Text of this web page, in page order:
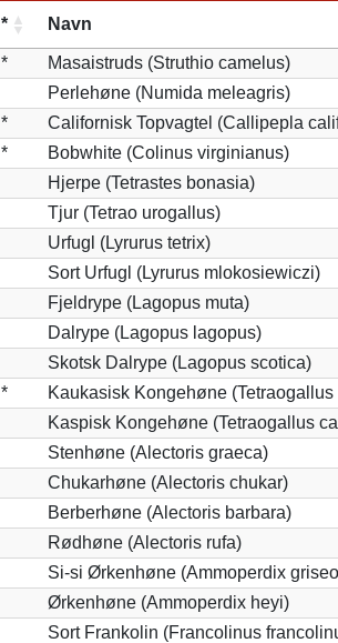
* Navn
*
Masaistruds (Struthio camelus)
Perlehøne (Numida meleagris)
*
Californisk Topvagtel (Callipepla
*
Bobwhite (Colinus virginianus)
Hjerpe (Tetrastes bonasia)
Tjur (Tetrao urogallus)
Urfugl (Lyrurus tetrix)
Sort Urfugl (Lyrurus mlokosiewiczi)
Fjeldrype (Lagopus muta)
Dalrype (Lagopus lagopus)
Skotsk Dalrype (Lagopus scotica)
*
Kaukasisk Kongehøne
Kaspisk Kongehøne (Tetraogallus
Stenhøne (Alectoris graeca)
Chukarhøne (Alectoris chukar)
Berberhøne (Alectoris barbara)
Rødhøne (Alectoris rufa)
Si-si Ørkenhøne (Ammoperdix
Ørkenhøne (Ammoperdix heyi)
Sort Frankolin (Francolinus